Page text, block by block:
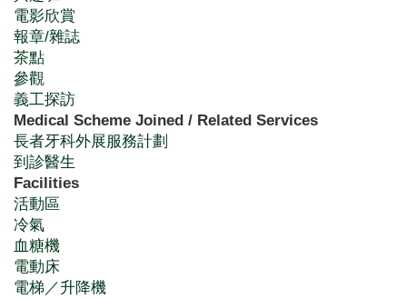
電影欣賞
報章/雜誌
茶點
參觀
義工探訪
Medical Scheme Joined / Related Services
長者牙科外展服務計劃
到診醫生
Facilities
活動區
冷氣
血糖機
電動床
電梯／升降機